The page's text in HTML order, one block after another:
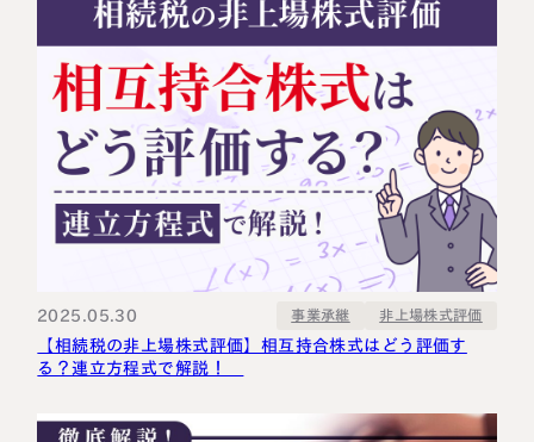
名古屋事務所
450-0002
知県名古屋市中村区名駅三丁目28
名古屋ビルヂング25階
Access
大宮事務所
〒330-0854
埼玉県さいたま市大宮区桜木町一丁目
大宮ソラミチKOZ4階
Access
2025.05.30 事業承継 非上場株式評価
【相続税の非上場株式評価】相互持合株式はどう評価す
る？連立方程式で解説！